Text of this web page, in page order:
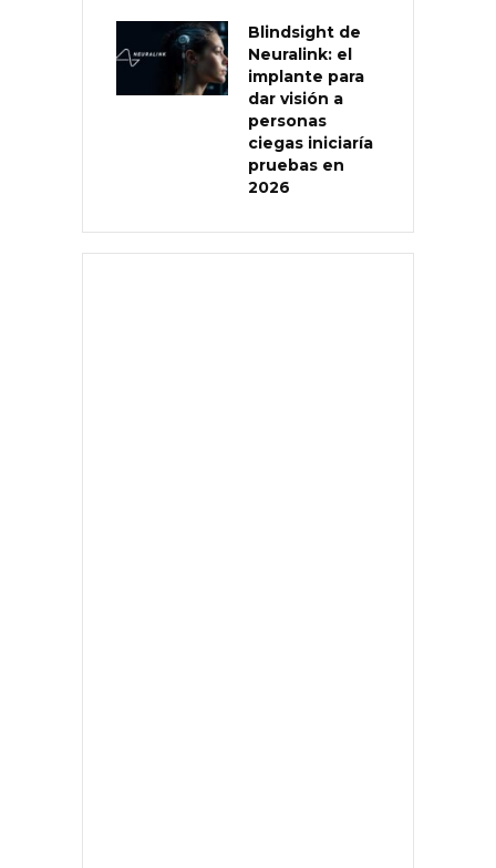
Blindsight de
Neuralink: el
implante para
dar visión a
personas
ciegas iniciaría
pruebas en
2026